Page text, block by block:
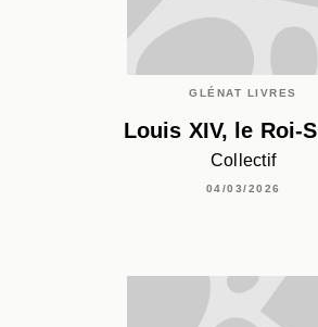
GLÉNAT LIVRES
Louis XIV, le Roi-
Collectif
04/03/2026